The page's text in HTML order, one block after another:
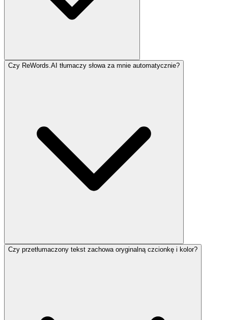
Czy ReWords.AI tłumaczy słowa za mnie automatycznie?
Czy przetłumaczony tekst zachowa oryginalną czcionkę i kolor?